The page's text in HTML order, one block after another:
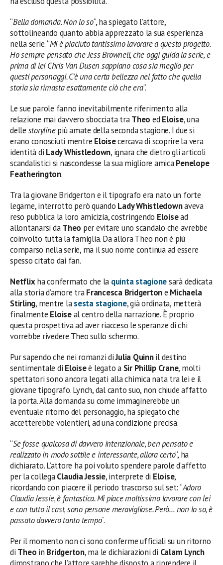
“Bella domanda. Non lo so“, ha spiegato l’attore,
sottolineando quanto abbia apprezzato la sua esperienza
nella serie. “Mi è piaciuto tantissimo lavorare a questo progetto.
Ho sempre pensato che Jess Brownell, che oggi guida la serie, e
prima di lei Chris Van Dusen sappiano cosa sia meglio per
questi personaggi. C’è una certa bellezza nel fatto che quella
storia sia rimasta esattamente ciò che era“.
Le sue parole fanno inevitabilmente riferimento alla
relazione mai davvero sbocciata traTheo edEloise, una
delle storylinepiù amate della seconda stagione. I due si
erano conosciuti mentre Eloisecercava di scoprire la vera
identità di Lady Whistledown, ignara che dietro gli articoli
scandalistici si nascondesse la sua migliore amicaPenelope
Featherington.
Tra la giovane Bridgerton e il tipografo era nato un forte
legame, interrotto però quando Lady Whistledownaveva
reso pubblica la loro amicizia, costringendo Eloisead
allontanarsi daTheo per evitare uno scandalo che avrebbe
coinvolto tutta la famiglia. Da allora Theo non è più
comparso nella serie, ma il suo nome continua ad essere
spesso citato dai fan.
Netflixha confermato che la quinta stagionesarà dedicata
alla storia d’amore traFrancesca Bridgertone Michaela
Stirling, mentre la sesta stagione, già ordinata, metterà
finalmente Eloiseal centro della narrazione. È proprio
questa prospettiva ad aver riacceso le speranze di chi
vorrebbe rivedere Theo sullo schermo.
Pur sapendo che nei romanzi diJulia Quinnil destino
sentimentale di Eloiseè legato a Sir Phillip Crane, molti
spettatori sono ancora legati alla chimica nata tra lei e il
giovane tipografo. Lynch, dal canto suo, non chiude affatto
la porta. Alla domanda su come immaginerebbe un
eventuale ritorno del personaggio, ha spiegato che
accetterebbe volentieri, ad una condizione precisa.
“Se fosse qualcosa di davvero intenzionale, ben pensato e
realizzato in modo sottile e interessante, allora certo“, ha
dichiarato. L’attore ha poi voluto spendere parole d’affetto
per la collegaClaudia Jessie, interprete di Eloise,
ricordando con piacere il periodo trascorso sul set: “Adoro
Claudia Jessie, è fantastica. Mi piace moltissimo lavorare con lei
e con tutto il cast, sono persone meravigliose. Però… non lo so, è
passato davvero tanto tempo“.
Per il momento non ci sono conferme ufficiali su un ritorno
di Theo in Bridgerton, ma le dichiarazioni di Calam Lynch
dimostrano che l’attore sarebbe disposto a riprendere il